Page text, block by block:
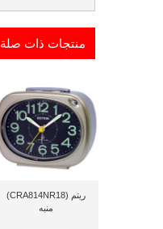
منتجات ذات صلة
ريتم (CRA814NR18)
منبه